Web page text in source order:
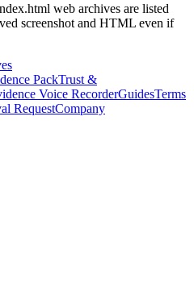
web archives are listed
screenshot and HTML even if
PackTrust &
Voice RecorderGuidesTerms
RequestCompany